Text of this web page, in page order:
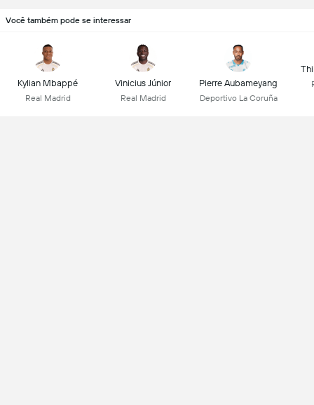
Você também pode se interessar
Kylian Mbappé
Real Madrid
Vinicius Júnior
Real Madrid
Pierre Aubameyang
Deportivo La Coruña